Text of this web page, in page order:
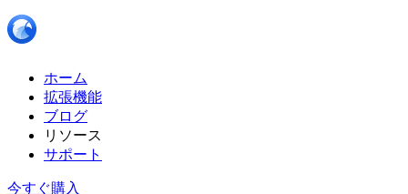
ホーム
拡張機能
ブログ
リソース
サポート
今すぐ購入